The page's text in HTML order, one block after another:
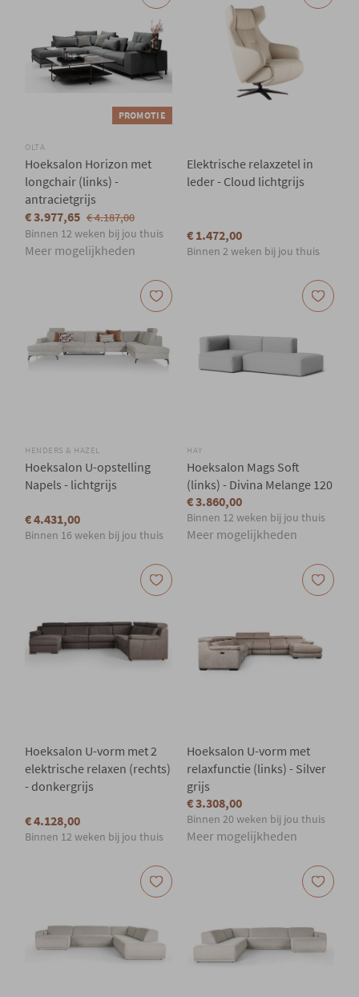
PROMOTIE
OLTA
Hoeksalon Horizon met
longchair (links) -
antracietgrijs
€ 3.977,65 € 4.187,00
Binnen 12 weken bij jou thuis
Meer mogelijkheden
Elektrische relaxzetel in
leder - Cloud lichtgrijs
€ 1.472,00
Binnen 2 weken bij jou thuis
HENDERS & HAZEL
Hoeksalon U-opstelling
Napels - lichtgrijs
€ 4.431,00
Binnen 16 weken bij jou thuis
HAY
Hoeksalon Mags Soft
(links) - Divina Melange 120
€ 3.860,00
Binnen 12 weken bij jou thuis
Meer mogelijkheden
Hoeksalon U-vorm met 2
elektrische relaxen (rechts)
- donkergrijs
€ 4.128,00
Binnen 12 weken bij jou thuis
Hoeksalon U-vorm met
relaxfunctie (links) - Silver
grijs
€ 3.308,00
Binnen 20 weken bij jou thuis
Meer mogelijkheden